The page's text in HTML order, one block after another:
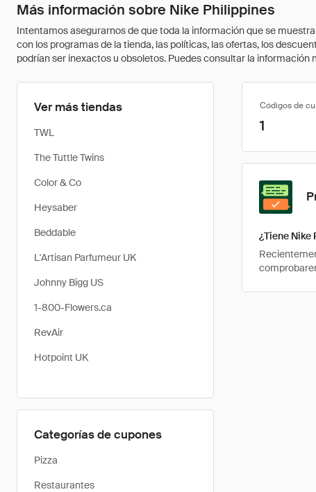
Más información sobre Nike Philippines
Intentamos asegurarnos de que toda la información que se
con los programas de la tienda, las políticas, las ofertas, los
podrían ser inexactos u obsoletos. Puedes consultar la información
Ver más tiendas
TWL
The Tuttle Twins
Color & Co
Heysaber
Beddable
L'Artisan Parfumeur UK
Johnny Bigg US
1-800-Flowers.ca
RevAir
Hotpoint UK
Categorías de cupones
Pizza
Restaurantes
Códigos de
1
¿Tiene